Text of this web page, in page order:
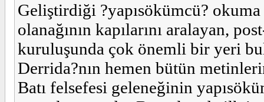
Geliştirdiği ?yapısökümcü?
olanağının kapılarını aralayan,
kuruluşunda çok önemli bir yeri
Derrida?nın hemen bütün
Batı felsefesi geleneğinin